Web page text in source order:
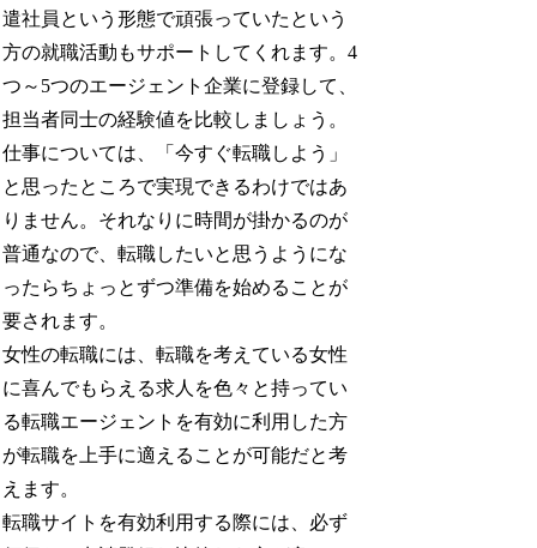
遣社員という形態で頑張っていたという
方の就職活動もサポートしてくれます。4
つ～5つのエージェント企業に登録して、
担当者同士の経験値を比較しましょう。
仕事については、「今すぐ転職しよう」
と思ったところで実現できるわけではあ
りません。それなりに時間が掛かるのが
普通なので、転職したいと思うようにな
ったらちょっとずつ準備を始めることが
要されます。
女性の転職には、転職を考えている女性
に喜んでもらえる求人を色々と持ってい
る転職エージェントを有効に利用した方
が転職を上手に適えることが可能だと考
えます。
転職サイトを有効利用する際には、必ず